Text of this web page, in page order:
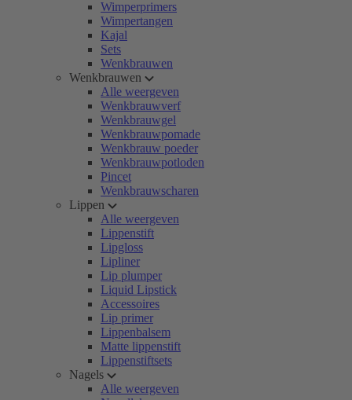
Wimperprimers
Wimpertangen
Kajal
Sets
Wenkbrauwen
Wenkbrauwen
Alle weergeven
Wenkbrauwverf
Wenkbrauwgel
Wenkbrauwpomade
Wenkbrauw poeder
Wenkbrauwpotloden
Pincet
Wenkbrauwscharen
Lippen
Alle weergeven
Lippenstift
Lipgloss
Lipliner
Lip plumper
Liquid Lipstick
Accessoires
Lip primer
Lippenbalsem
Matte lippenstift
Lippenstiftsets
Nagels
Alle weergeven